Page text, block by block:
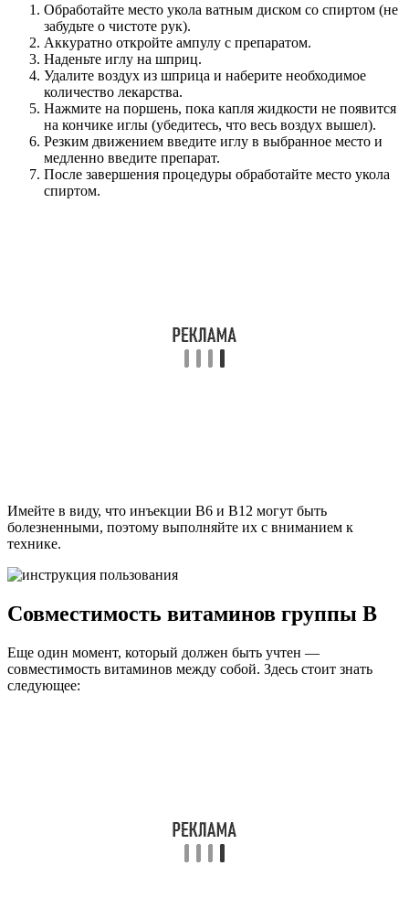
Обработайте место укола ватным диском со спиртом (не
забудьте о чистоте рук).
Аккуратно откройте ампулу с препаратом.
Наденьте иглу на шприц.
Удалите воздух из шприца и наберите необходимое
количество лекарства.
Нажмите на поршень, пока капля жидкости не появится
на кончике иглы (убедитесь, что весь воздух вышел).
Резким движением введите иглу в выбранное место и
медленно введите препарат.
После завершения процедуры обработайте место укола
спиртом.
Имейте в виду, что инъекции B6 и B12 могут быть
болезненными, поэтому выполняйте их с вниманием к
технике.
Совместимость витаминов группы В
Еще один момент, который должен быть учтен —
совместимость витаминов между собой. Здесь стоит знать
следующее: